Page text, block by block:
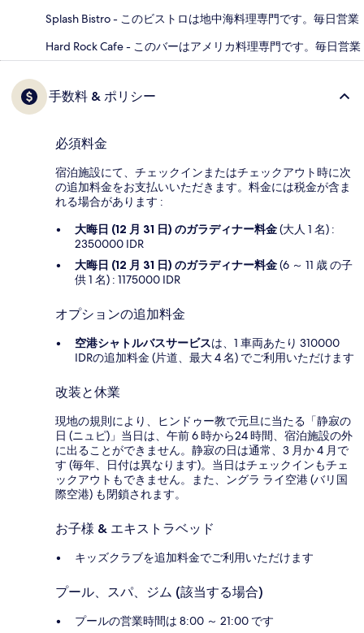
Splash Bistro - このビストロは地中海料理専門です。毎日営業
Hard Rock Cafe - このバーはアメリカ料理専門です。毎日営業
手数料 & ポリシー
必須料金
宿泊施設にて、チェックインまたはチェックアウト時に次
の追加料金をお支払いいただきます。料金には税金が含ま
れる場合があります :
大晦日 (12 月 31 日) のガラディナー料金(大人 1 名) :
2350000 IDR
大晦日 (12 月 31 日) のガラディナー料金(6 ～ 11 歳 の子
供 1 名) : 1175000 IDR
オプションの追加料金
空港シャトルバスサービスは、1 車両あたり 310000
IDRの追加料金 (片道、最大 4 名) でご利用いただけます
改装と休業
現地の規則により、ヒンドゥー教で元旦に当たる「静寂の
日 (ニュピ)」当日は、午前 6 時から24 時間、宿泊施設の外
に出ることができません。静寂の日は通常、3 月か 4 月で
す (毎年、日付は異なります)。当日はチェックインもチェ
ックアウトもできません。また、ングラ ライ空港 (バリ国
際空港) も閉鎖されます。
お子様 & エキストラベッド
キッズクラブを追加料金でご利用いただけます
プール、スパ、ジム (該当する場合)
プールの営業時間は 8:00 ～ 21:00 です